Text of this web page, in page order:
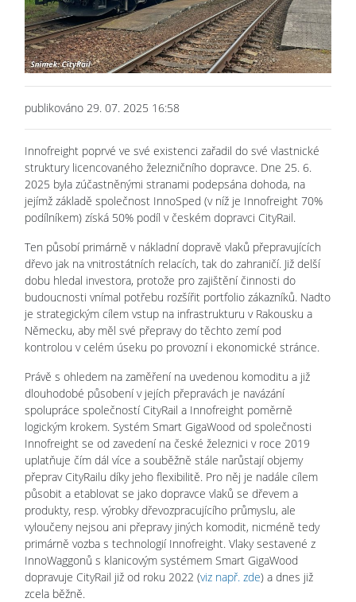
publikováno 29. 07. 2025 16:58
Innofreight poprvé ve své existenci zařadil do své vlastnické
struktury licencovaného železničního dopravce. Dne 25. 6.
2025 byla zúčastněnými stranami podepsána dohoda, na
jejímž základě společnost InnoSped (v níž je Innofreight 70%
podílníkem) získá 50% podíl v českém dopravci CityRail.
Ten působí primárně v nákladní dopravě vlaků přepravujících
dřevo jak na vnitrostátních relacích, tak do zahraničí. Již delší
dobu hledal investora, protože pro zajištění činnosti do
budoucnosti vnímal potřebu rozšířit portfolio zákazníků. Nadto
je strategickým cílem vstup na infrastrukturu v Rakousku a
Německu, aby měl své přepravy do těchto zemí pod
kontrolou v celém úseku po provozní i ekonomické stránce.
Právě s ohledem na zaměření na uvedenou komoditu a již
dlouhodobé působení v jejích přepravách je navázání
spolupráce společností CityRail a Innofreight poměrně
logickým krokem. Systém Smart GigaWood od společnosti
Innofreight se od zavedení na české železnici v roce 2019
uplatňuje čím dál více a souběžně stále narůstají objemy
přeprav CityRailu díky jeho flexibilitě. Pro něj je nadále cílem
působit a etablovat se jako dopravce vlaků se dřevem a
produkty, resp. výrobky dřevozpracujícího průmyslu, ale
vyloučeny nejsou ani přepravy jiných komodit, nicméně tedy
primárně vozba s technologií Innofreight. Vlaky sestavené z
InnoWaggonů s klanicovým systémem Smart GigaWood
dopravuje CityRail již od roku 2022 (viz např. zde) a dnes již
zcela běžně.